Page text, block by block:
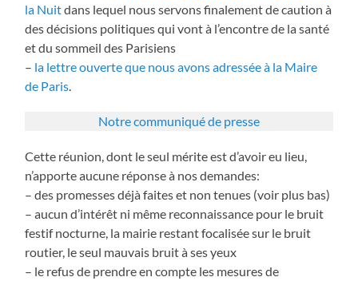
la Nuitdans lequel nous servons finalement de caution à
des décisions politiques qui vont à l’encontre de la santé
et du sommeil des Parisiens
– la lettre ouverte que nous avons adressée à la Maire
de Paris
Notre communiqué de presse
Cette réunion, dont le seul mérite est d’avoir eu lieu,
n’apporte aucune réponse à nos demandes:
– des promesses déjà faites et non tenues (voir plus bas)
– aucun d’intérêt ni même reconnaissance pour le bruit
festif nocturne, la mairie restant focalisée sur le bruit
routier, le seul mauvais bruit à ses yeux
– le refus de prendre en compte les mesures de